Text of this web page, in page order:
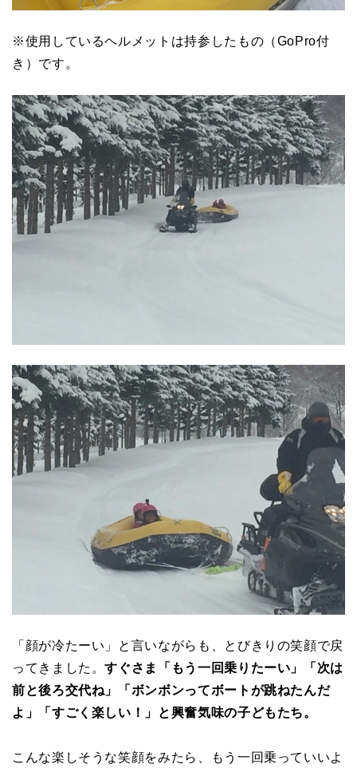
※使用しているヘルメットは持参したもの（GoPro付
き）です。
「顔が冷たーい」と言いながらも、とびきりの笑顔で戻
ってきました。すぐさま「もう一回乗りたーい」「次は
前と後ろ交代ね」「ボンボンってボートが跳ねたんだ
よ」「すごく楽しい！」と興奮気味の子どもたち。
こんな楽しそうな笑顔をみたら、もう一回乗っていいよ